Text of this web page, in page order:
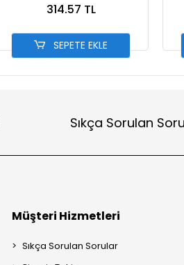
314.57 TL
SEPETE EKLE
Sıkça Sorulan
Müşteri Hizmetleri
Sıkça Sorulan Sorular